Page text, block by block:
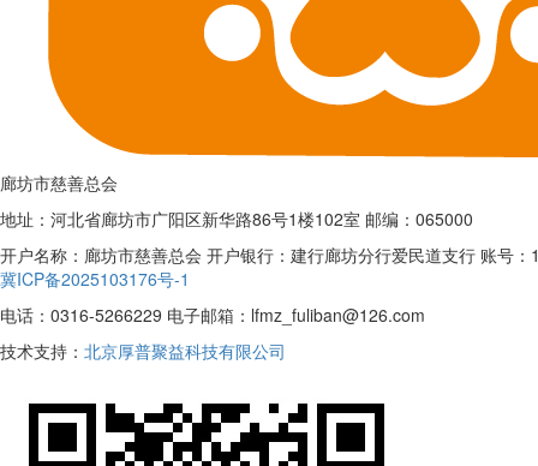
廊坊市慈善总会
地址：河北省廊坊市广阳区新华路86号1楼102室 邮编：065000
开户名称：廊坊市慈善总会 开户银行：建行廊坊分行爱民道支行 账号
冀ICP备2025103176号-1
电话：0316-5266229 电子邮箱：lfmz_fuliban@126.com
技术支持： 北京厚普聚益科技有限公司